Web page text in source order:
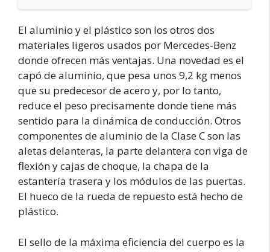
El aluminio y el plástico son los otros dos
materiales ligeros usados por Mercedes-Benz
donde ofrecen más ventajas. Una novedad es el
capó de aluminio, que pesa unos 9,2 kg menos
que su predecesor de acero y, por lo tanto,
reduce el peso precisamente donde tiene más
sentido para la dinámica de conducción. Otros
componentes de aluminio de la Clase C son las
aletas delanteras, la parte delantera con viga de
flexión y cajas de choque, la chapa de la
estantería trasera y los módulos de las puertas.
El hueco de la rueda de repuesto está hecho de
plástico.
El sello de la máxima eficiencia del cuerpo es la